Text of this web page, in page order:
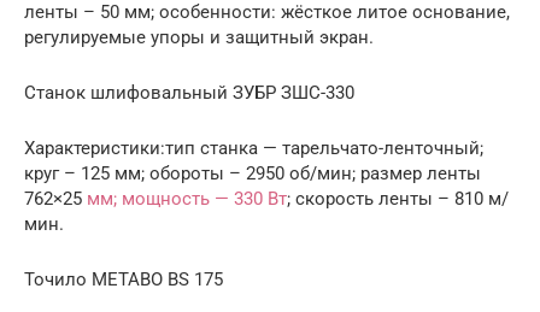
ленты – 50 мм; особенности: жёсткое литое основание,
регулируемые упоры и защитный экран.
Станок шлифовальный ЗУБР ЗШС-330
Характеристики:тип станка — тарельчато-ленточный;
круг – 125 мм; обороты – 2950 об/мин; размер ленты
762×25 мм; мощность — 330 Вт; скорость ленты – 810 м/
мин.
Точило METABO BS 175